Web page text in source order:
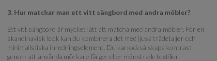
3. Hur matchar man ett vitt sängbord med andra möbler?
Ett vitt sängbord är mycket lätt att matcha med andra möbler. För en
skandinavisk look kan du kombinera det med ljusa trädetaljer och
minimalistiska inredningselement. Du kan också skapa kontrast
genom att använda mörkare färger eller mönstrade textilier.